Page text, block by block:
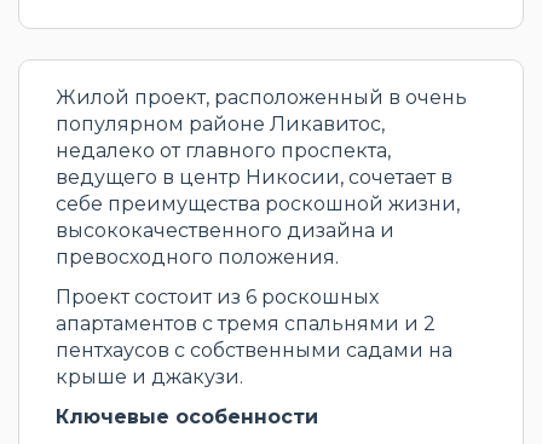
Жилой проект, расположенный в очень
популярном районе Ликавитос,
недалеко от главного проспекта,
ведущего в центр Никосии, сочетает в
себе преимущества роскошной жизни,
высококачественного дизайна и
превосходного положения.
Проект состоит из 6 роскошных
апартаментов с тремя спальнями и 2
пентхаусов с собственными садами на
крыше и джакузи.
Ключевые особенности